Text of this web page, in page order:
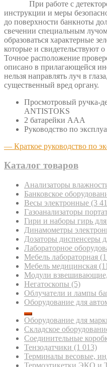
При работе с
инструкции и меры
до поверхности банкноты
свечении специальным
образоваться характерные
которые и свидетельствуют
Точное расположение
описано в прилагающейся
нельзя направлять луч в
существенный вред органу.
Просмотровый ручка-
ANTISTOKS
2 батарейки ААА
Руководство по
— Краткое руководство по
Каталог товаров
Анализаторы
Банковское
Весы электронные (3
Газоанализаторы
Гири и наборы гирь для
Динамометры
Дозаторы диспенсеры
Лабораторное
Мебель лабораторная
Мебель медицинская
Модули
Негатоскопы (5)
Облучатели и лампы
Оборудование для
Оборудование для
Складское
Соединительные
Тензодатчики (1 013)
Терминалы весовые,
Термоэтикетки ЭКО и